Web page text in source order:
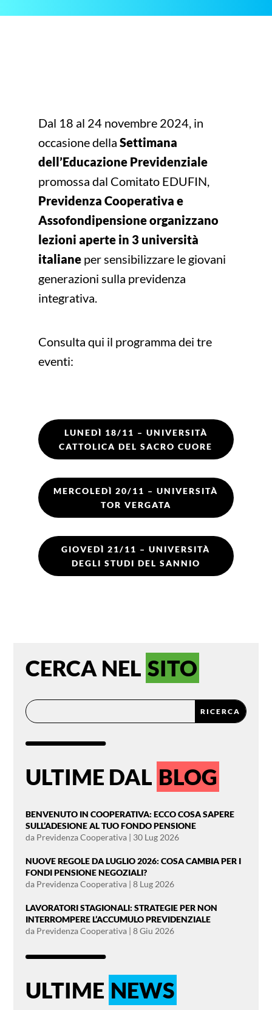
Dal 18 al 24 novembre 2024, in
occasione della Settimana
dell’Educazione Previdenziale
promossa dal Comitato EDUFIN,
Previdenza Cooperativa e
Assofondipensione organizzano
lezioni aperte in 3 università
italianeper sensibilizzare le giovani
generazioni sulla previdenza
integrativa.
Consulta qui il programma dei tre
eventi:
LUNEDÌ 18/11 – UNIVERSITÀ
CATTOLICA DEL SACRO CUORE
MERCOLEDÌ 20/11 – UNIVERSITÀ
TOR VERGATA
GIOVEDÌ 21/11 – UNIVERSITÀ
DEGLI STUDI DEL SANNIO
CERCA NEL SITO
ULTIME DAL BLOG
BENVENUTO IN COOPERATIVA: ECCO COSA SAPERE
SULL’ADESIONE AL TUO FONDO PENSIONE
da Previdenza Cooperativa | 30 Lug 2026
NUOVE REGOLE DA LUGLIO 2026: COSA CAMBIA PER I
FONDI PENSIONE NEGOZIALI?
da Previdenza Cooperativa |8 Lug 2026
LAVORATORI STAGIONALI: STRATEGIE PER NON
INTERROMPERE L’ACCUMULO PREVIDENZIALE
da Previdenza Cooperativa |8 Giu 2026
ULTIME NEWS